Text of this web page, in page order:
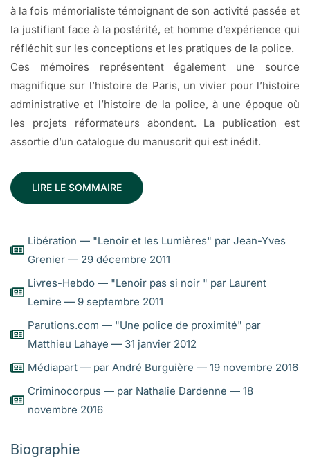
à la fois mémorialiste témoignant de son activité passée et
la justifiant face à la postérité, et homme d’expérience qui
réfléchit sur les conceptions et les pratiques de la police.
Ces mémoires représentent également une source
magnifique sur l’histoire de Paris, un vivier pour l’histoire
administrative et l’histoire de la police, à une époque où
les projets réformateurs abondent. La publication est
assortie d’un catalogue du manuscrit qui est inédit.
LIRE LE SOMMAIRE
Libération — "Lenoir et les Lumières" par Jean-Yves
Grenier — 29 décembre 2011
Livres-Hebdo — "Lenoir pas si noir " par Laurent
Lemire — 9 septembre 2011
Parutions.com — "Une police de proximité" par
Matthieu Lahaye — 31 janvier 2012
Médiapart — par André Burguière — 19 novembre 2016
Criminocorpus — par Nathalie Dardenne — 18
novembre 2016
Biographie